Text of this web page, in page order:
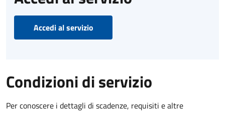
Accedi al servizio
Condizioni di servizio
Per conoscere i dettagli di scadenze, requisiti e altre